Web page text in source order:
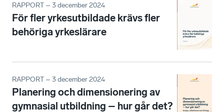
RAPPORT – 3 december 2024
För fler yrkesutbildade krävs fler
behöriga yrkeslärare
RAPPORT – 3 december 2024
Planering och dimensionering av
gymnasial utbildning – hur går det?